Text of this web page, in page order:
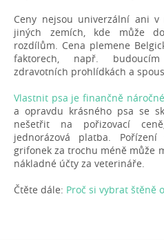
Ceny nejsou univerzální ani
jiných zemích, kde může
rozdílům. Cena plemene
faktorech, např. budoucím
zdravotních prohlídkách a
Vlastnit psa je finančně náročné
a opravdu krásného psa se
nešetřit na pořizovací
jednorázová platba.
grifonek za trochu méně může
nákladné účty za veterináře.
Čtěte dále: Proč si vybrat štěně